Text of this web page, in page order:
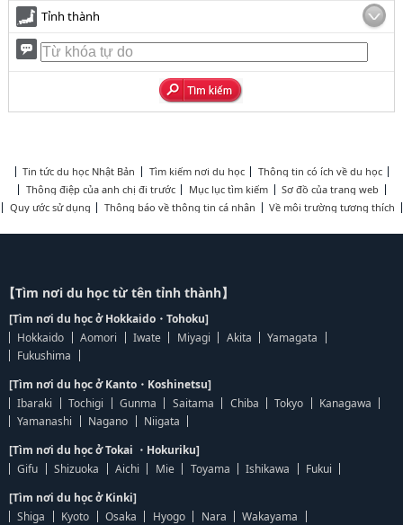
Tỉnh thành
Tin tức du học Nhật Bản Tìm kiếm nơi du học
Thông tin có ích về du học
Thông điệp của anh chị đi trước
Mục lục tìm kiếm
Sơ đồ của trang web
Quy ước sử dụng
Thông báo về thông tin cá nhân Về môi trường tương thích
【Tìm nơi du học từ tên tỉnh thành】
[Tìm nơi du học ở Hokkaido・Tohoku]
Hokkaido
Aomori Iwate Miyagi Akita
Yamagata
Fukushima
[Tìm nơi du học ở Kanto・Koshinetsu]
Ibaraki
Tochigi Gunma Saitama Chiba Tokyo
Kanagawa
Yamanashi
Nagano
Niigata
[Tìm nơi du học ở Tokai ・Hokuriku]
Gifu
Shizuoka Aichi Mie Toyama Ishikawa
Fukui
[Tìm nơi du học ở Kinki]
Shiga
Kyoto Osaka Hyogo Nara
Wakayama